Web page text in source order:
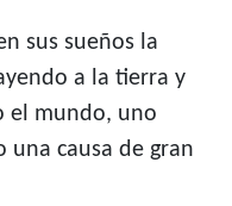
sus sueños la
a la tierra y
el mundo, uno
una causa de gran